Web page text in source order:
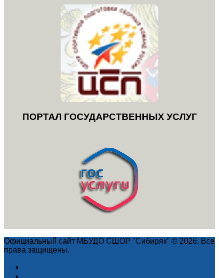
ПОРТАЛ ГОСУДАРСТВЕННЫХ УСЛУГ
Официальный сайт МБУДО СШОР "Сибиряк" © 2026. Все
права защищены.